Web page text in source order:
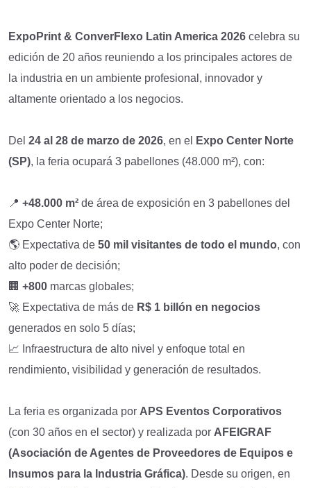
ExpoPrint & ConverFlexo Latin America 2026 celebra su
edición de 20 años reuniendo a los principales actores de
la industria en un ambiente profesional, innovador y
altamente orientado a los negocios.
Del 24 al 28 de marzo de 2026, en el
Expo Center Norte
(SP), la feria ocupará 3 pabellones (48.000 m²), con:
📍 +48.000 m² de área de exposición en 3 pabellones del
Expo Center Norte;
🌎 Expectativa de 50 mil visitantes de todo el mundo, con
alto poder de decisión;
🏢 +800 marcas globales;
🚀 Expectativa de más de R$ 1 billón en negocios
generados en solo 5 días;
📈 Infraestructura de alto nivel y enfoque total en
rendimiento, visibilidad y generación de resultados.
La feria es organizada por APS Eventos Corporativos
(con 30 años en el sector) y realizada por AFEIGRAF
(Asociación de Agentes de Proveedores de Equipos e
Insumos para la Industria Gráfica). Desde su origen, en